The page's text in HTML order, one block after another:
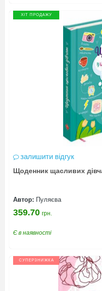
ХІТ ПРОДАЖУ
залишити відгук
Щоденник щасливих
Автор: Пуляєва
359.70 грн.
Є в наявності
СУПЕРЗНИЖКА